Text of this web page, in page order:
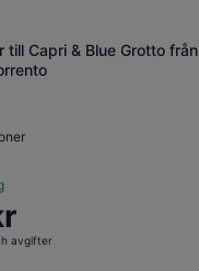
till Capri & Blue Grotto från
avgifter
Öppnas i ny flik